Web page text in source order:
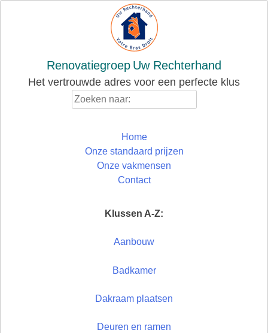
Renovatiegroep Uw Rechterhand
Het vertrouwde adres voor een perfecte klus
Home
Onze standaard prijzen
Onze vakmensen
Contact
Klussen A-Z:
Aanbouw
Badkamer
Dakraam plaatsen
Deuren en ramen